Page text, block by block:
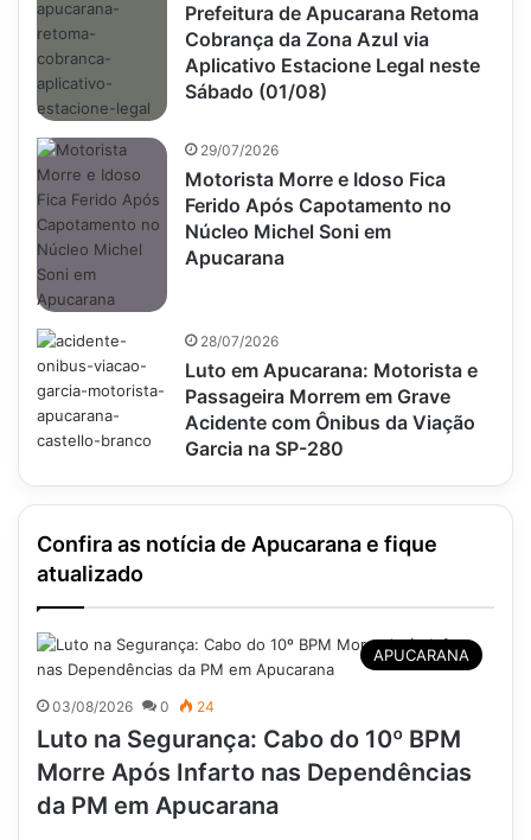
Prefeitura de Apucarana Retoma
Cobrança da Zona Azul via
Aplicativo Estacione Legal neste
Sábado (01/08)
29/07/2026
Motorista Morre e Idoso Fica
Ferido Após Capotamento no
Núcleo Michel Soni em
Apucarana
28/07/2026
Luto em Apucarana: Motorista e
Passageira Morrem em Grave
Acidente com Ônibus da Viação
Garcia na SP-280
Confira as notícia de Apucarana e fique
atualizado
APUCARANA
03/08/2026 0 24
Luto na Segurança: Cabo do 10º BPM
Morre Após Infarto nas Dependências
da PM em Apucarana